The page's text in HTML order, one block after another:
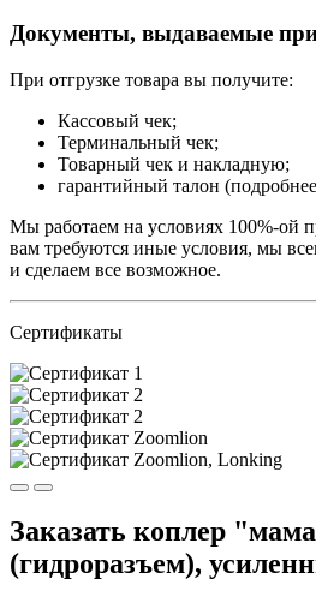
Документы, выдаваемые
При отгрузке товара вы получите:
Кассовый чек;
Терминальный чек;
Товарный чек и накладную;
гарантийный талон
Мы работаем на условиях 100%-ой
вам требуются иные условия, мы
и сделаем все возможное.
Сертификаты
Заказать коплер
(гидроразъем),